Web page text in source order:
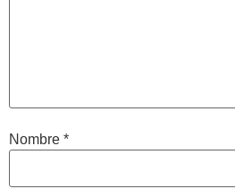
Nombre *